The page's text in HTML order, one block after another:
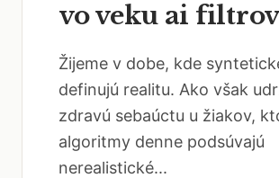
vo veku ai filtrov
Žijeme v dobe, kde
definujú realitu. Ako však
zdravú sebaúctu u žiakov,
algoritmy denne podsúvajú
nerealistické...